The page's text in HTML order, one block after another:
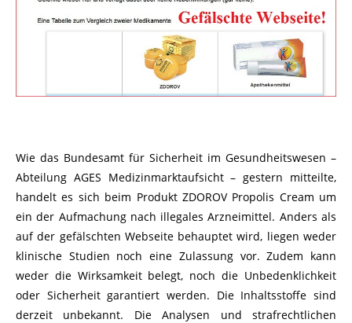
Wie das Bundesamt für Sicherheit im Gesundheitswesen –
Abteilung AGES Medizinmarktaufsicht – gestern mitteilte,
handelt es sich beim Produkt ZDOROV Propolis Cream um
ein der Aufmachung nach illegales Arzneimittel. Anders als
auf der gefälschten Webseite behauptet wird, liegen weder
klinische Studien noch eine Zulassung vor. Zudem kann
weder die Wirksamkeit belegt, noch die Unbedenklichkeit
oder Sicherheit garantiert werden. Die Inhaltsstoffe sind
derzeit unbekannt. Die Analysen und strafrechtlichen